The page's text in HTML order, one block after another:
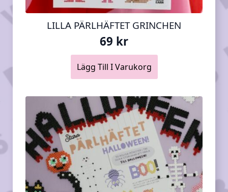
LILLA PÄRLHÄFTET GRINCHEN
69 kr
Lägg Till I Varukorg